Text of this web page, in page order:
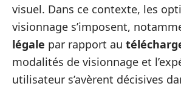
visuel. Dans ce contexte, les
visionnage s’imposent,
légale par rapport au
modalités de visionnage et
utilisateur s’avèrent décisives